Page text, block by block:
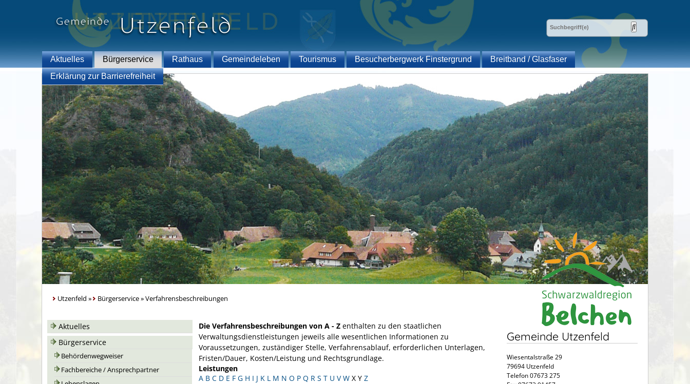
Aktuelles Bürgerservice Rathaus Gemeindeleben Tourismus Besucherbergwerk Finstergrund
Breitband / Glasfaser
Erklärung zur Barrierefreiheit
Utzenfeld » Bürgerservice»Verfahrensbeschreibungen
Aktuelles
Bürgerservice
Behördenwegweiser
Fachbereiche / Ansprechpartner
Die Verfahrensbeschreibungen von A - Z enthalten zu den staatlichen
Verwaltungsdienstleistungen jeweils alle wesentlichen Informationen zu
Voraussetzungen, zuständiger Stelle, Verfahrensablauf, erforderlichen Unterlagen,
Fristen/Dauer, Kosten/Leistung und Rechtsgrundlage.
Leistungen
A B C D E F G H I J K L M N O P Q R S T U V W X Y Z
Gemeinde Utzenfeld
Wiesentalstraße 29
79694 Utzenfeld
Telefon 07673 275